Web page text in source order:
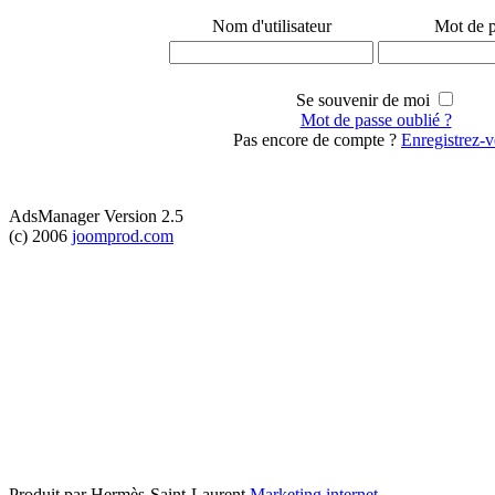
Nom d'utilisateur Mot de
Se souvenir de moi
Mot de passe oublié ?
Pas encore de compte ? Enregistrez-
AdsManager Version 2.5
(c) 2006 joomprod.com